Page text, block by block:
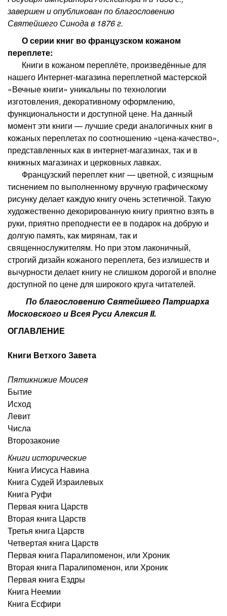
завершен и опубликован по благословению
Святейшего Синода в 1876 г.
О серии книг во французском кожаном
переплете:
Книги в кожаном переплёте, произведённые для
нашего Интернет-магазина переплетной мастерской
«Вечные книги» уникальны по технологии
изготовления, декоративному оформлению,
функциональности и доступной цене. На данный
момент эти книги — лучшие среди аналогичных книг в
кожаных переплетах по соотношению «цена-качество»,
представленных как в интернет-магазинах, так и в
книжных магазинах и церковных лавках.
Французский переплет книг — цветной, с изящным
тиснением по выполненному вручную графическому
рисунку делает каждую книгу очень эстетичной. Такую
художественно декорированную книгу приятно взять в
руки, приятно преподнести ее в подарок на добрую и
долгую память, как мирянам, так и
священнослужителям. Но при этом лаконичный,
строгий дизайн кожаного переплета, без излишеств и
вычурности делает книгу не слишком дорогой и вполне
доступной по цене для широкого круга читателей.
По благословению Святейшего Патриарха
Московского и Всея Руси Алексия II.
ОГЛАВЛЕНИЕ
Книги Ветхого Завета
Пятикнижие Моисея
Бытие
Исход
Левит
Числа
Второзаконие
Книги исторические
Книга Иисуса Навина
Книга Судей Израилевых
Книга Руфи
Первая книга Царств
Вторая книга Царств
Третья книга Царств
Четвертая книга Царств
Первая книга Паралипоменон, или Хроник
Вторая книга Паралипоменон, или Хроник
Первая книга Ездры
Книга Неемии
Книга Есфири